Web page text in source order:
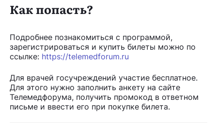
Как попасть?
Подробнее познакомиться с программой,
зарегистрироваться и купить билеты можно по
ссылке: https://telemedforum.ru
Для врачей госучреждений участие бесплатное.
Для этого нужно заполнить анкету на сайте
Телемедфорума, получить промокод в ответном
письме и ввести его при покупке билета.